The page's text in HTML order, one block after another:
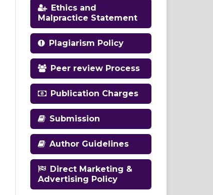
Ethics and
Malpractice Statement
Plagiarism Policy
Peer review Process
Publication Charges
Submission
Author Guidelines
Direct Marketing &
Advertising Policy